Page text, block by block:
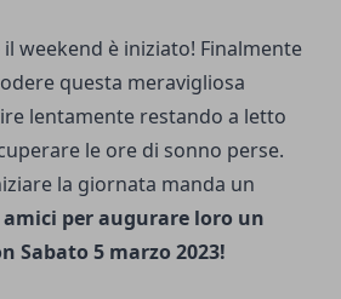
weekend è iniziato! Finalmente
questa meravigliosa
lentamente restando a letto
le ore di sonno perse.
la giornata manda un
per augurare loro un
Sabato 5 marzo 2023!